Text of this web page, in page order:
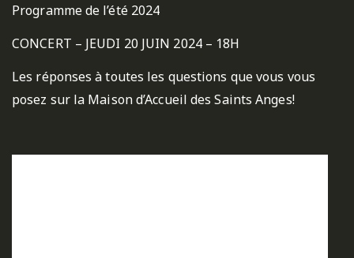
Programme de l’été 2024
CONCERT – JEUDI 20 JUIN 2024 – 18H
Les réponses à toutes les questions que vous vous
posez sur la Maison d’Accueil des Saints Anges!